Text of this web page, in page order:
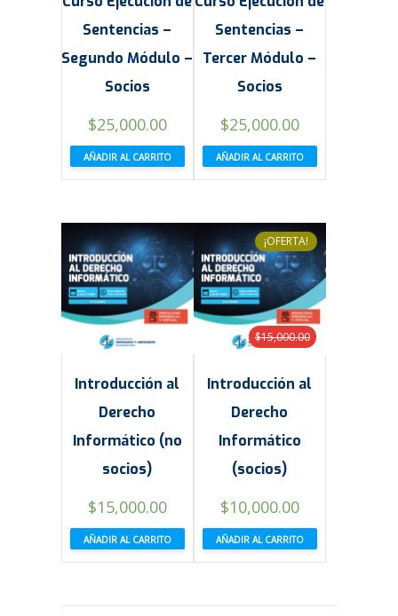
Sentencias –
Segundo Módulo –
Socios
El
precio
original
$45,000.00.
$25,000.00El
precio
actual
$25,000.00.
AÑADIR AL CARRITO
Sentencias –
Tercer Módulo –
Socios
El
precio
original
$45,000.00.
$25,000.00El
precio
actual
$25,000.00.
AÑADIR AL CARRITO
Introducción al
Derecho
Informático (no
socios)
$15,000.00
AÑADIR AL CARRITO
¡OFERTA!
Introducción al
Derecho
Informático
(socios)
$15,000.00
El
precio
original
$15,000.00.
$10,000.00El
precio
actual
$10,000.00.
AÑADIR AL CARRITO